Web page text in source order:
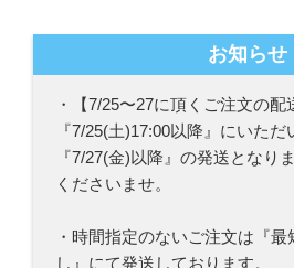
お知らせ
・【7/25〜27に頂くご注文の配
『7/25(土)17:00以降』にいただ
『7/27(金)以降』の発送となり
くださいませ。
・時間指定のないご注文は『
し』にて発送しております。